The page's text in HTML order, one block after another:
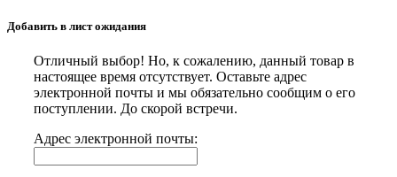
Добавить в лист ожидания
Отличный выбор! Но, к сожалению, данный товар в
настоящее время отсутствует. Оставьте адрес
электронной почты и мы обязательно сообщим о его
поступлении. До скорой встречи.
Адрес электронной почты: